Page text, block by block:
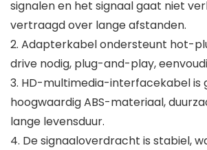
signalen en het signaal gaat niet
vertraagd over lange afstanden.
2. Adapterkabel ondersteunt hot-
drive nodig, plug-and-play,
3. HD-multimedia-interfacekabel is
hoogwaardig ABS-materiaal,
lange levensduur.
4. De signaaloverdracht is stabiel,